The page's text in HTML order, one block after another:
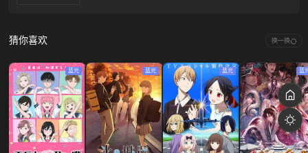
猜你喜欢 换一换
蓝光 蓝光 蓝光 蓝